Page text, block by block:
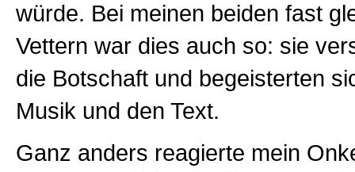
würde. Bei meinen beiden fast
Vettern war dies auch so: sie
die Botschaft und begeisterten
Musik und den Text.
Ganz anders reagierte mein